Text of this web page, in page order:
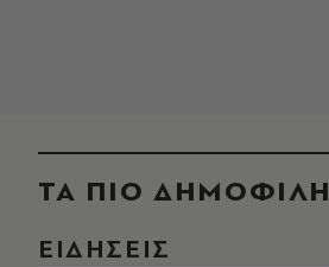
ΤΑ ΠΙΟ ΔΗΜΟΦΙΛΗ
ΕΙΔΗΣΕΙΣ